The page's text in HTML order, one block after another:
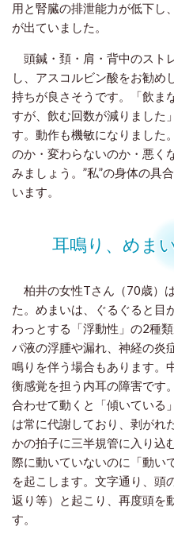
用と腎臓の排泄能力が低下し
が出ていました。
頭鍼・頚・肩・背中のスト
し、アスコルビン酸をお勧め
持ちが良さそうです。「飲ま
すが、飲む回数が減りました
す。動作も機敏になりました
のか・変わらないのか・悪く
みましょう。”私”の身体の具
います。
耳鳴り、めま
柏井の女性Tさん（70歳）
た。めまいは、ぐるぐると目
わっとする「浮動性」の2種
パ液の浮腫や漏れ、神経の炎
鳴りを伴う場合もあります。
衡感覚を担う内耳の障害です
合わせて動くと「傾いている
は常に代謝しており、剥がれ
かの拍子に三半規管に入り込
際に動いていないのに「動い
を起こします。文字通り、頭
返り等）と起こり、再度頭を
す。